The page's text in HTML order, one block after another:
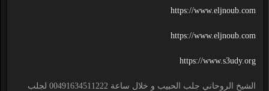
https://www.eljnoub.com
https://www.eljnoub.com
https://www.s3udy.org
الشيخ الروحاني جلب الحبيب و خلال ساعة 00491634511222 لجلب